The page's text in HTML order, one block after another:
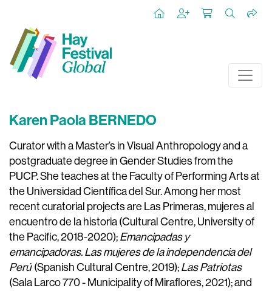
Karen Paola BERNEDO
Curator with a Master’s in Visual Anthropology and a
postgraduate degree in Gender Studies from the
PUCP. She teaches at the Faculty of Performing Arts at
the Universidad Científica del Sur. Among her most
recent curatorial projects are Las Primeras, mujeres al
encuentro de la historia (Cultural Centre, University of
the Pacific, 2018-2020); Emancipadas y
emancipadoras. Las mujeres de la independencia del
Perú(Spanish Cultural Centre, 2019); Las Patriotas
(Sala Larco 770 - Municipality of Miraflores, 2021); and